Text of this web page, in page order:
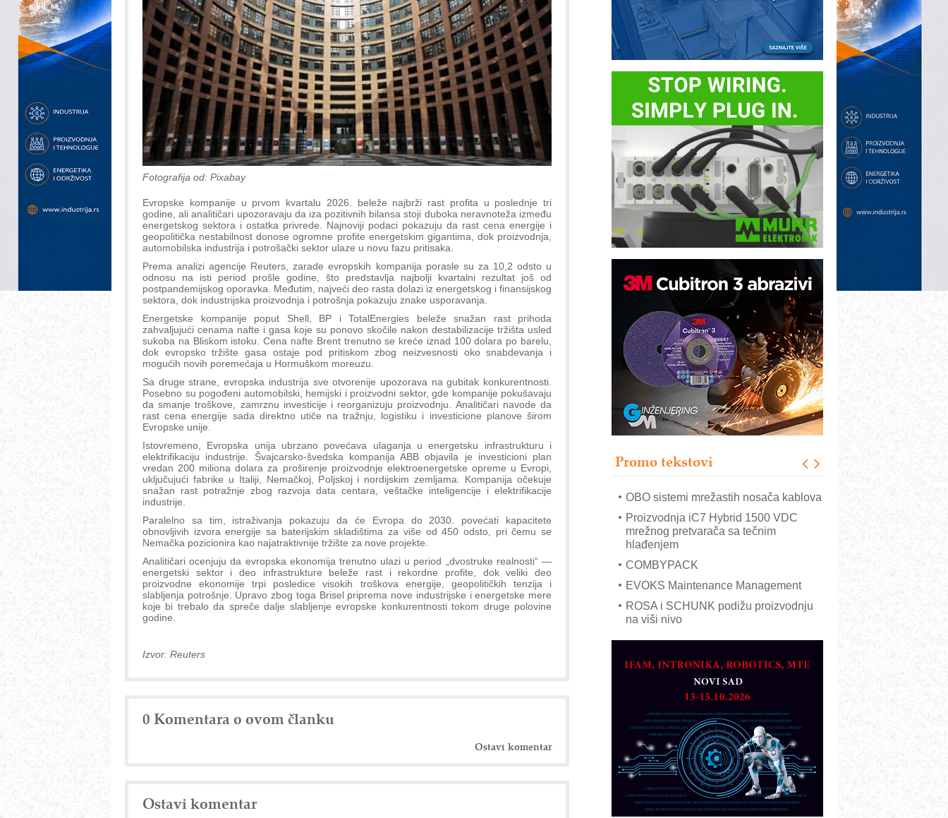
Fotografija od: Pixabay
Evropske kompanije u prvom kvartalu 2026. beleže najbrži rast profita u poslednje tri
godine, ali analitičari upozoravaju da iza pozitivnih bilansa stoji duboka neravnoteža između
energetskog sektora i ostatka privrede. Najnoviji podaci pokazuju da rast cena energije i
geopolitička nestabilnost donose ogromne profite energetskim gigantima, dok proizvodnja,
automobilska industrija i potrošački sektor ulaze u novu fazu pritisaka.
Prema analizi agencije Reuters, zarade evropskih kompanija porasle su za 10,2 odsto u
odnosu na isti period prošle godine, što predstavlja najbolji kvartalni rezultat još od
postpandemijskog oporavka. Međutim, najveći deo rasta dolazi iz energetskog i finansijskog
sektora, dok industrijska proizvodnja i potrošnja pokazuju znake usporavanja.
Energetske kompanije poput Shell, BP i TotalEnergies beleže snažan rast prihoda
zahvaljujući cenama nafte i gasa koje su ponovo skočile nakon destabilizacije tržišta usled
sukoba na Bliskom istoku. Cena nafte Brent trenutno se kreće iznad 100 dolara po barelu,
dok evropsko tržište gasa ostaje pod pritiskom zbog neizvesnosti oko snabdevanja i
mogućih novih poremećaja u Hormuškom moreuzu.
Sa druge strane, evropska industrija sve otvorenije upozorava na gubitak konkurentnosti.
Posebno su pogođeni automobilski, hemijski i proizvodni sektor, gde kompanije pokušavaju
da smanje troškove, zamrznu investicije i reorganizuju proizvodnju. Analitičari navode da
rast cena energije sada direktno utiče na tražnju, logistiku i investicione planove širom
Evropske unije.
Istovremeno, Evropska unija ubrzano povećava ulaganja u energetsku infrastrukturu i
elektrifikaciju industrije. Švajcarsko-švedska kompanija ABB objavila je investicioni plan
vredan 200 miliona dolara za proširenje proizvodnje elektroenergetske opreme u Evropi,
uključujući fabrike u Italiji, Nemačkoj, Poljskoj i nordijskim zemljama. Kompanija očekuje
snažan rast potražnje zbog razvoja data centara, veštačke inteligencije i elektrifikacije
industrije.
Paralelno sa tim, istraživanja pokazuju da će Evropa do 2030. povećati kapacitete
obnovljivih izvora energije sa baterijskim skladištima za više od 450 odsto, pri čemu se
Nemačka pozicionira kao najatraktivnije tržište za nove projekte.
Analitičari ocenjuju da evropska ekonomija trenutno ulazi u period „dvostruke realnosti“ —
energetski sektor i deo infrastrukture beleže rast i rekordne profite, dok veliki deo
proizvodne ekonomije trpi posledice visokih troškova energije, geopolitičkih tenzija i
slabljenja potrošnje. Upravo zbog toga Brisel priprema nove industrijske i energetske mere
koje bi trebalo da spreče dalje slabljenje evropske konkurentnosti tokom druge polovine
godine.
Izvor: Reuters
0 Komentara o ovom članku
Ostavi komentar
Ostavi komentar
Promo tekstovi
Potpuna efikasnost bez složenih
sistema
Trajna oznaka kao dugoročna korist
Bezbednost na prvom mestu!
IB BLUMENAUER - više od 40 godina
poverenja u industriji
RMQ-TITAN ADVANCED INDICATOR
– Pametna signalizacija za efikasnije
Mitutoyo Crysta-Apex V PLUS: Nova
OBO sistemi mrežastih nosača kablova
Proizvodnja iC7 Hybrid 1500 VDC
mrežnog pretvarača sa tečnim
hlađenjem
COMBYPACK
EVOKS Maintenance Management
ROSA i SCHUNK podižu proizvodnju
na viši nivo
Detekcija različitih oblika
MAREX - Lim i mašine za savremena
rešenja
Marcom-plast d.o.o.- vaš pouzdan
CTO - Prilagodite svoju toplinsku
obradu!
Razvoj asortimanskog pravca MINI-
PLC AKYTEC
AUKOM: Svetski standard metrologije
dostupan u Srbiji